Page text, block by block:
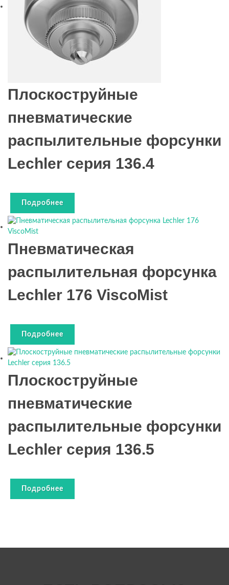
Плоскоструйные
пневматические
распылительные форсунки
Lechler серия 136.4
Подробнее
Пневматическая
распылительная форсунка
Lechler 176 ViscoMist
Подробнее
Плоскоструйные
пневматические
распылительные форсунки
Lechler серия 136.5
Подробнее